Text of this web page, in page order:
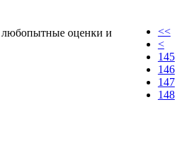
любопытные оценки и
<<
<
145
146
147
148